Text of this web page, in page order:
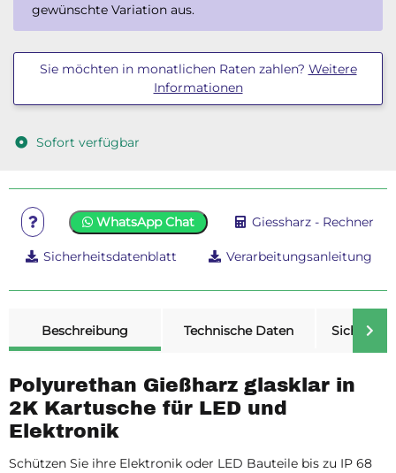
gewünschte Variation aus.
Sie möchten in monatlichen Raten zahlen? Weitere
Informationen
Sofort verfügbar
WhatsApp Chat Giessharz - Rechner
Sicherheitsdatenblatt Verarbeitungsanleitung
Beschreibung
Technische Daten
Polyurethan Gießharz glasklar in
2K Kartusche für LED und
Elektronik
Schützen Sie ihre Elektronik oder LED Bauteile bis zu IP 68